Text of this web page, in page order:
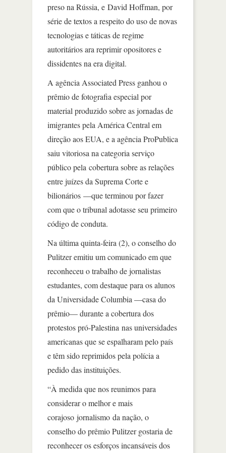
preso na Rússia, e David Hoffman, por
série de textos a respeito do uso de novas
tecnologias e táticas de regime
autoritários ara reprimir opositores e
dissidentes na era digital.
A agência Associated Press ganhou o
prêmio de fotografia especial por
material produzido sobre as jornadas de
imigrantes pela América Central em
direção aos EUA, e a agência ProPublica
saiu vitoriosa na categoria serviço
público pela cobertura sobre as relações
entre juízes da Suprema Corte e
bilionários —que terminou por fazer
com que o tribunal adotasse seu primeiro
código de conduta.
Na última quinta-feira (2), o conselho do
Pulitzer emitiu um comunicado em que
reconheceu o trabalho de jornalistas
estudantes, com destaque para os alunos
da Universidade Columbia —casa do
prêmio— durante a cobertura dos
protestos pró-Palestina nas universidades
americanas que se espalharam pelo país
e têm sido reprimidos pela polícia a
pedido das instituições.
“À medida que nos reunimos para
considerar o melhor e mais
corajoso jornalismo da nação, o
conselho do prêmio Pulitzer gostaria de
reconhecer os esforços incansáveis dos